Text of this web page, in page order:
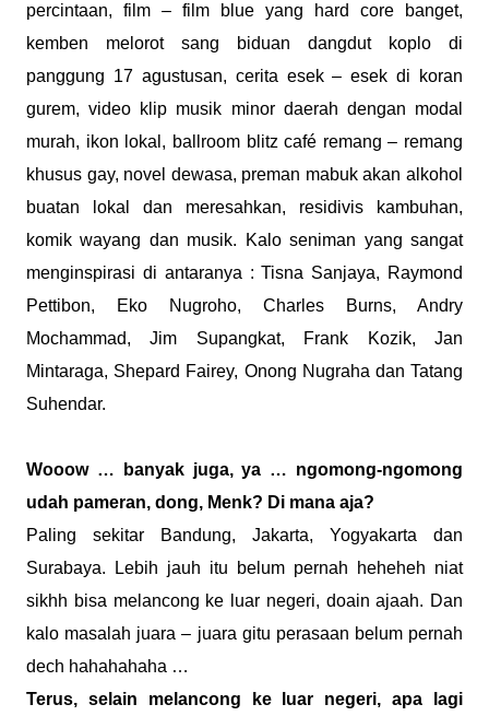
percintaan, film – film blue yang hard core banget,
kemben melorot sang biduan dangdut koplo di
panggung 17 agustusan, cerita esek – esek di koran
gurem, video klip musik minor daerah dengan modal
murah, ikon lokal, ballroom blitz café remang – remang
khusus gay, novel dewasa, preman mabuk akan alkohol
buatan lokal dan meresahkan, residivis kambuhan,
komik wayang dan musik. Kalo seniman yang sangat
menginspirasi di antaranya : Tisna Sanjaya, Raymond
Pettibon, Eko Nugroho, Charles Burns, Andry
Mochammad, Jim Supangkat, Frank Kozik, Jan
Mintaraga, Shepard Fairey, Onong Nugraha dan Tatang
Suhendar.
Wooow … banyak juga, ya … ngomong-ngomong
udah pameran, dong, Menk? Di mana aja?
Paling sekitar Bandung, Jakarta, Yogyakarta dan
Surabaya. Lebih jauh itu belum pernah heheheh niat
sikhh bisa melancong ke luar negeri, doain ajaah. Dan
kalo masalah juara – juara gitu perasaan belum pernah
dech hahahahaha …
Terus, selain melancong ke luar negeri, apa lagi